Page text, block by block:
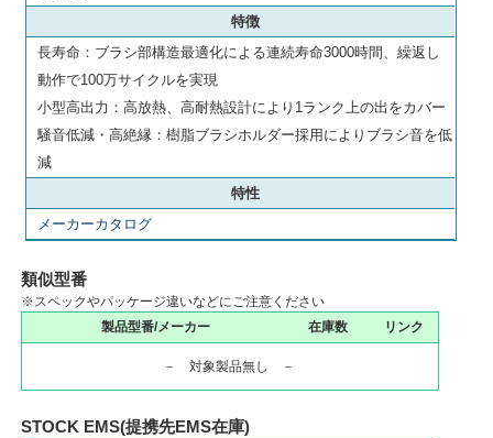
特徴
長寿命：ブラシ部構造最適化による連続寿命3000時間、繰返し
動作で100万サイクルを実現
小型高出力：高放熱、高耐熱設計により1ランク上の出をカバー
騒音低減・高絶縁：樹脂ブラシホルダー採用によりブラシ音を低
減
特性
メーカーカタログ
類似型番
※スペックやパッケージ違いなどにご注意ください
製品型番/メーカー
在庫数 リンク
－ 対象製品無し －
STOCK EMS(提携先EMS在庫)